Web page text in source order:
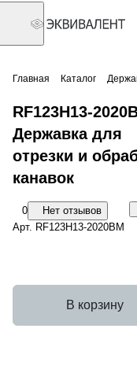
Главная Каталог
RF123H13-
Державка для
отрезки и
канавок
0
Нет отзывов
Арт. RF123H13-2020BM
В корзину